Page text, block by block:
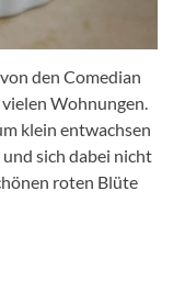
den Comedian
Wohnungen.
klein entwachsen
sich dabei nicht
roten Blüte